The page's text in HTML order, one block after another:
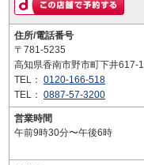
住所/電話番号
〒781-5235
高知県香南市野市町下井617-1
TEL： 0120-166-518
TEL： 0887-57-3200
営業時間
午前9時30分〜午後6時